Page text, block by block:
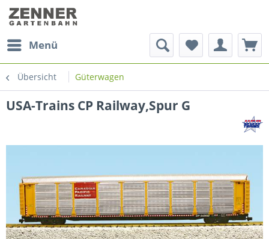
Menü
Übersicht Güterwagen
USA-Trains CP Railway,Spur G